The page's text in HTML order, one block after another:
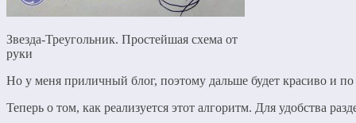
Звезда-Треугольник. Простейшая схема от
руки
Но у меня приличный блог, поэтому дальше будет красиво и по
Теперь о том, как реализуется этот алгоритм. Для удобства